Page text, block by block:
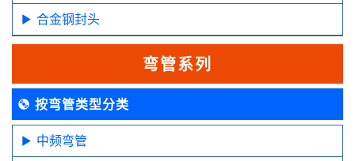
合金钢封头
弯管系列
按弯管类型分类
中频弯管